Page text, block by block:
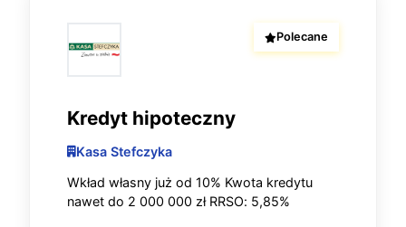
Polecane
Kredyt hipoteczny
Kasa Stefczyka
Wkład własny już od 10% Kwota kredytu
nawet do 2 000 000 zł RRSO: 5,85%